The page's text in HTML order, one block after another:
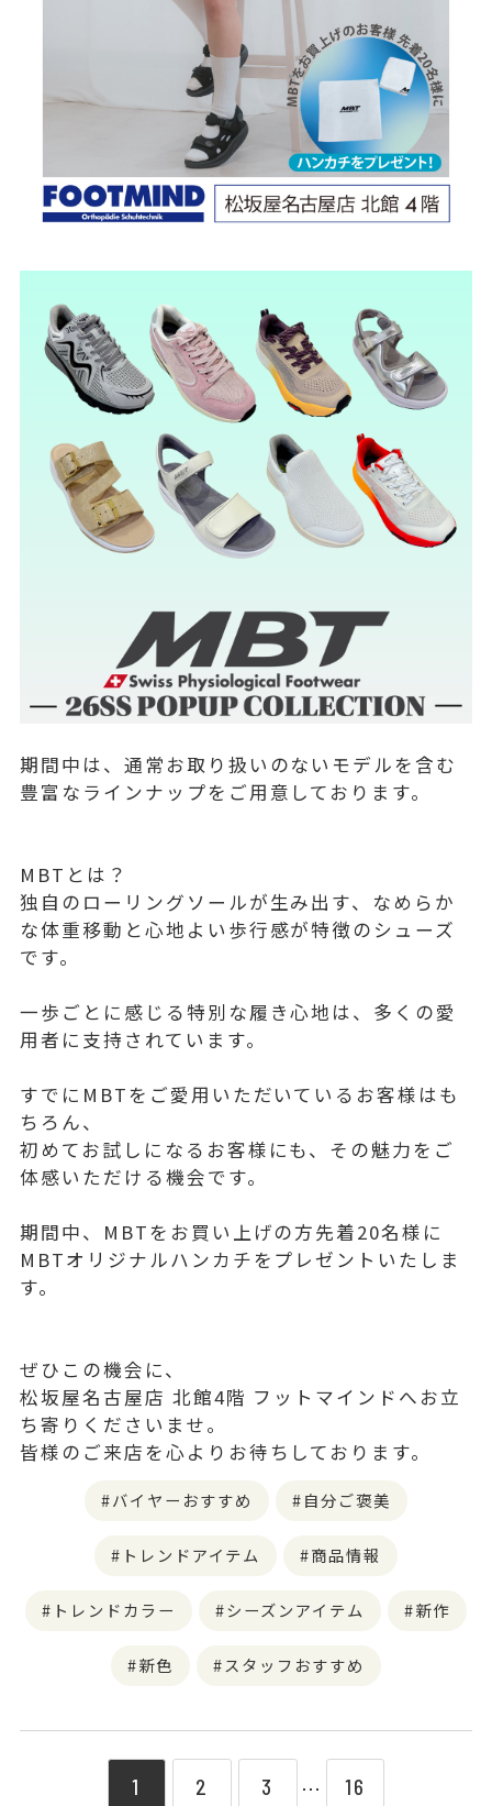
期間中は、通常お取り扱いのないモデルを含む
豊富なラインナップをご用意しております。
MBTとは？
独自のローリングソールが生み出す、なめらか
な体重移動と心地よい歩行感が特徴のシューズ
です。
一歩ごとに感じる特別な履き心地は、多くの愛
用者に支持されています。
すでにMBTをご愛用いただいているお客様はも
ちろん、
初めてお試しになるお客様にも、その魅力をご
体感いただける機会です。
期間中、MBTをお買い上げの方先着20名様に
MBTオリジナルハンカチをプレゼントいたしま
す。
ぜひこの機会に、
松坂屋名古屋店 北館4階 フットマインドへお立
ち寄りくださいませ。
皆様のご来店を心よりお待ちしております。
バイヤーおすすめ 自分ご褒美
トレンドアイテム 商品情報
トレンドカラー シーズンアイテム 新作
新色 スタッフおすすめ
1 2 3 ⋯ 16